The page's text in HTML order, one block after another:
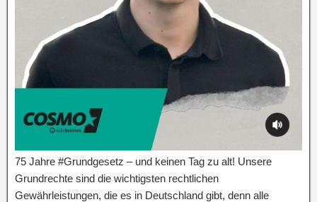
75 Jahre #Grundgesetz – und keinen Tag zu alt! Unsere
Grundrechte sind die wichtigsten rechtlichen
Gewährleistungen, die es in Deutschland gibt, denn alle